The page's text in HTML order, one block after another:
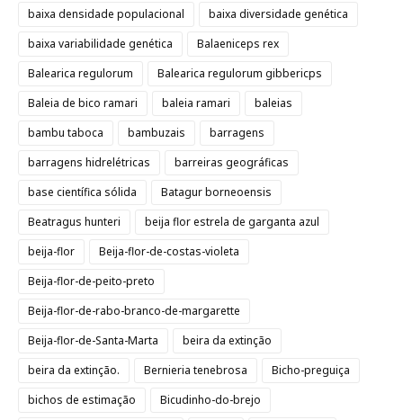
baixa densidade populacional
baixa diversidade genética
baixa variabilidade genética
Balaeniceps rex
Balearica regulorum
Balearica regulorum gibbericps
Baleia de bico ramari
baleia ramari
baleias
bambu taboca
bambuzais
barragens
barragens hidrelétricas
barreiras geográficas
base científica sólida
Batagur borneoensis
Beatragus hunteri
beija flor estrela de garganta azul
beija-flor
Beija-flor-de-costas-violeta
Beija-flor-de-peito-preto
Beija-flor-de-rabo-branco-de-margarette
Beija-flor-de-Santa-Marta
beira da extinção
beira da extinção.
Bernieria tenebrosa
Bicho-preguiça
bichos de estimação
Bicudinho-do-brejo